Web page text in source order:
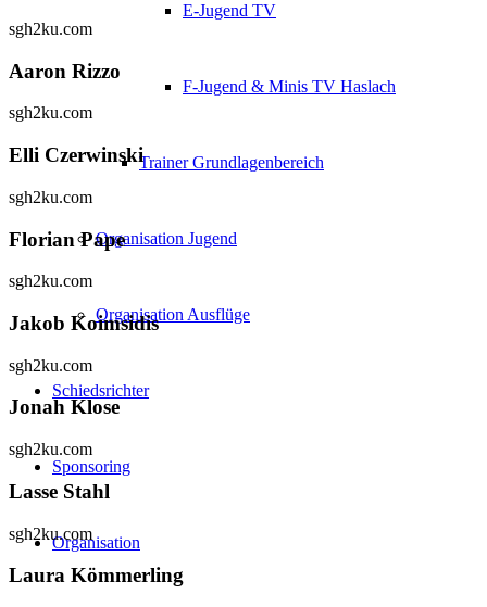
E-Jugend TV
F-Jugend & Minis TV Haslach
Trainer Grundlagenbereich
Organisation Jugend
Organisation Ausflüge
Schiedsrichter
Sponsoring
Organisation
sgh2ku.com
Aaron Rizzo
sgh2ku.com
Elli Czerwinski
sgh2ku.com
Florian Pape
sgh2ku.com
Jakob Koimsidis
sgh2ku.com
Jonah Klose
sgh2ku.com
Lasse Stahl
sgh2ku.com
Laura Kömmerling